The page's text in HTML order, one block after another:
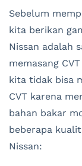
Sebelum
kita berikan
Nissan adalah
memasang
kita tidak bisa
CVT karena
bahan bakar
beberapa
Nissan: